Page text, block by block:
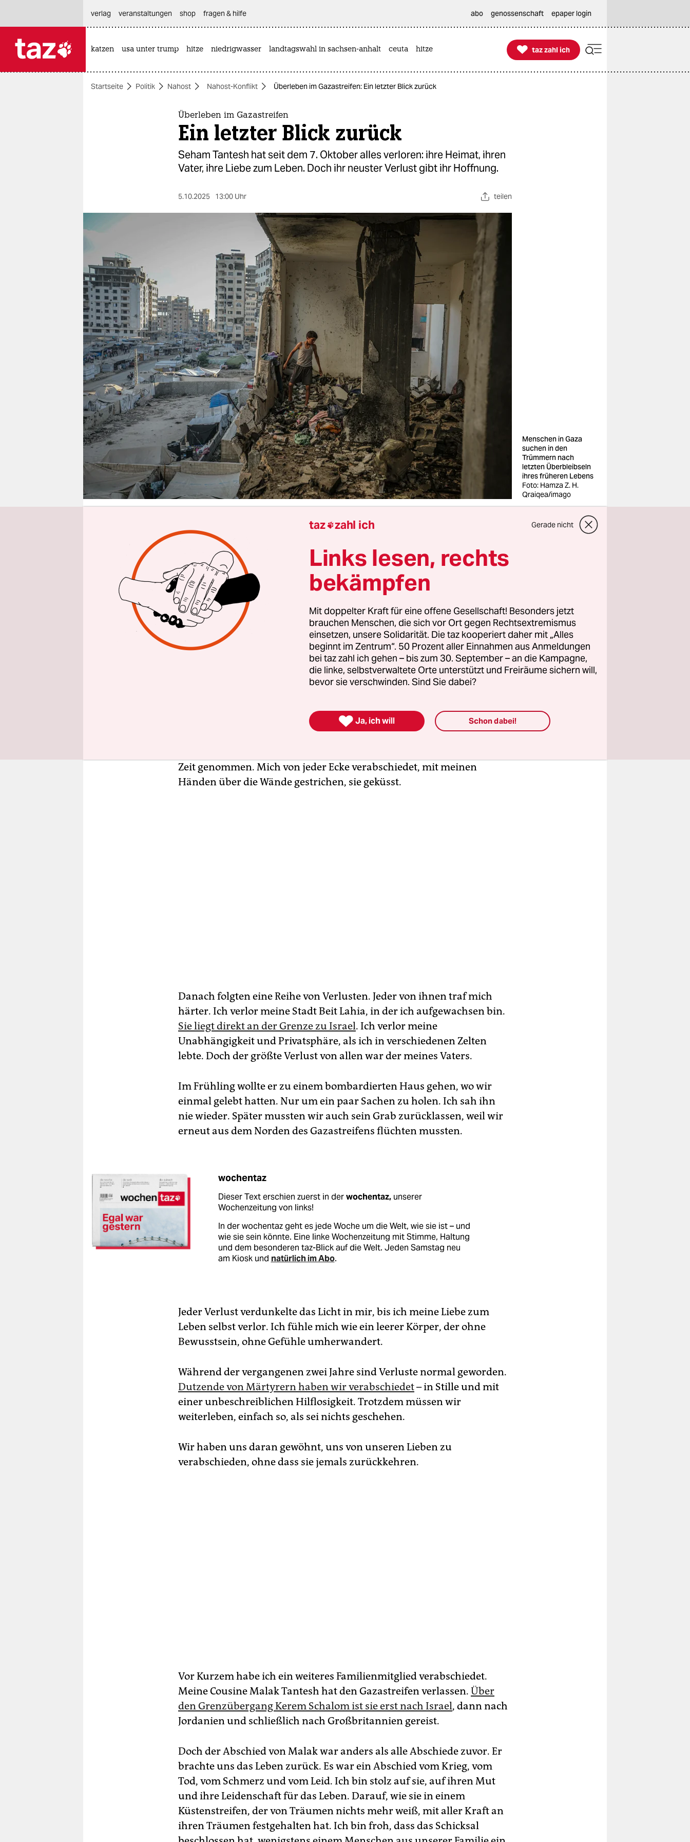
themen
berlin
nord
wahrheit
verlag
verlag
veranstaltungen
shop
fragen & hilfe
unterstützen
abo
genossenschaft
epaper login
verlag
veranstaltungen shop fragen & hilfe abo genossenschaft epaper login
katzen usa unter trump hitze niedrigwasser landtagswahl in sachsen-anhalt ceuta hitze 
taz zahl ich
taz zahl ich
Startseite Politik Nahost Nahost-Konflikt Überleben im Gazastreifen: Ein letzter Blick zurück
Überleben im Gazastreifen
Ein letzter Blick zurück
Seham Tantesh hat seit dem 7. Oktober alles verloren: ihre Heimat, ihren
Vater, ihre Liebe zum Leben. Doch ihr neuster Verlust gibt ihr Hoffnung.
5.10.2025 13:00 Uhr teilen
Menschen in Gaza
suchen in den
Trümmern nach
letzten Überbleibseln
ihres früheren Lebens
Foto: Hamza Z. H.
Qraiqea/imago
Seit dem 7. Oktober 2023 ist mein Leben völlig auf den Kopf gestellt.
Nach und nach habe ich alles verloren, was mir wichtig war. Am 13.
Oktober musste ich mein Zuhause verlassen. Mein Vater packte ein
paar wichtige Dinge ein und bat mich, die Tür hinter uns
abzuschließen. Ich hatte keine Zeit, mich zu verabschieden. Also nahm
ich den Schlüssel, verschloss die Tür und warf ihn in meine Tasche,
damit er nicht verloren ging. Damals ahnte ich noch nicht, dass ich in
diesem Moment ein ganzes Kapitel meines Lebens für immer
letzte Mal sein würde – der letzte Blick in mein Zimmer, auf meine dort
Zeit genommen. Mich von jeder Ecke verabschiedet, mit meinen
Händen über die Wände gestrichen, sie geküsst.
Danach folgten eine Reihe von Verlusten. Jeder von ihnen traf mich
härter. Ich verlor meine Stadt Beit Lahia, in der ich aufgewachsen bin.
Sie liegt direkt an der Grenze zu Israel. Ich verlor meine
Unabhängigkeit und Privatsphäre, als ich in verschiedenen Zelten
lebte. Doch der größte Verlust von allen war der meines Vaters.
Im Frühling wollte er zu einem bombardierten Haus gehen, wo wir
einmal gelebt hatten. Nur um ein paar Sachen zu holen. Ich sah ihn
nie wieder. Später mussten wir auch sein Grab zurücklassen, weil wir
erneut aus dem Norden des Gazastreifens flüchten mussten.
wochentaz
Dieser Text erschien zuerst in derwochentaz,unserer
Wochenzeitung von links!
In der wochentaz geht es jede Woche um die Welt, wie sie ist – und
wie sie sein könnte. Eine linke Wochenzeitung mit Stimme, Haltung
und dem besonderen taz-Blick auf die Welt. Jeden Samstag neu
am Kiosk und natürlich im Abo.
Jeder Verlust verdunkelte das Licht in mir, bis ich meine Liebe zum
Leben selbst verlor. Ich fühle mich wie ein leerer Körper, der ohne
Bewusstsein, ohne Gefühle umherwandert.
Während der vergangenen zwei Jahre sind Verluste normal geworden.
Dutzende von Märtyrern haben wir verabschiedet– in Stille und mit
einer unbeschreiblichen Hilflosigkeit. Trotzdem müssen wir
weiterleben, einfach so, als sei nichts geschehen.
Wir haben uns daran gewöhnt, uns von unseren Lieben zu
verabschieden, ohne dass sie jemals zurückkehren.
Vor Kurzem habe ich ein weiteres Familienmitglied verabschiedet.
Meine Cousine Malak Tantesh hat den Gazastreifen verlassen. Über
den Grenzübergang Kerem Schalom ist sie erst nach Israel, dann nach
Jordanien und schließlich nach Großbritannien gereist.
Doch der Abschied von Malak war anders als alle Abschiede zuvor. Er
brachte uns das Leben zurück. Es war ein Abschied vom Krieg, vom
Tod, vom Schmerz und vom Leid. Ich bin stolz auf sie, auf ihren Mut
und ihre Leidenschaft für das Leben. Darauf, wie sie in einem
Küstenstreifen, der von Träumen nichts mehr weiß, mit aller Kraft an
ihren Träumen festgehalten hat. Ich bin froh, dass das Schicksal
taz zahl ich Gerade nicht
Links lesen, rechts
bekämpfen
Mit doppelter Kraft für eine offene Gesellschaft! Besonders jetzt
brauchen Menschen, die sich vor Ort gegen Rechtsextremismus
einsetzen, unsere Solidarität. Die taz kooperiert daher mit „Alles
beginnt im Zentrum“. 50 Prozent aller Einnahmen aus Anmeldungen
bei taz zahl ich gehen – bis zum 30. September – an die Kampagne,
die linke, selbstverwaltete Orte unterstützt und Freiräume sichern will,
bevor sie verschwinden. Sind Sie dabei?
 Ja, ich will Schon dabei!